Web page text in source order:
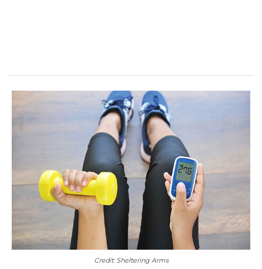
Credit: Sheltering Arms